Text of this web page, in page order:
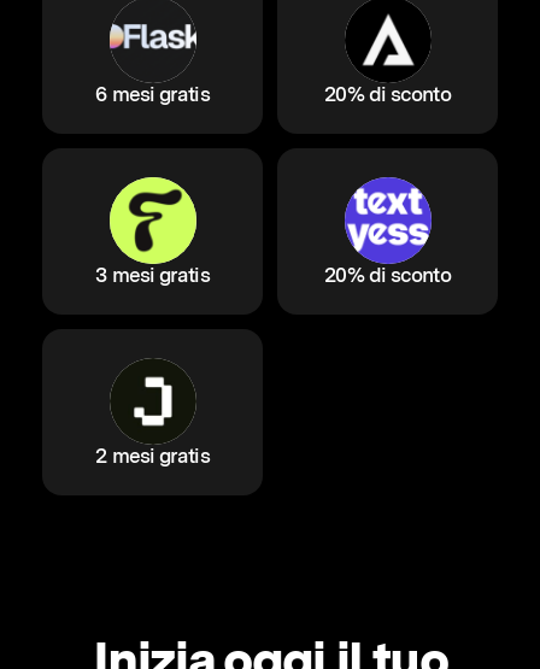
6 mesi gratis 20% di sconto
3 mesi gratis 20% di sconto
2 mesi gratis